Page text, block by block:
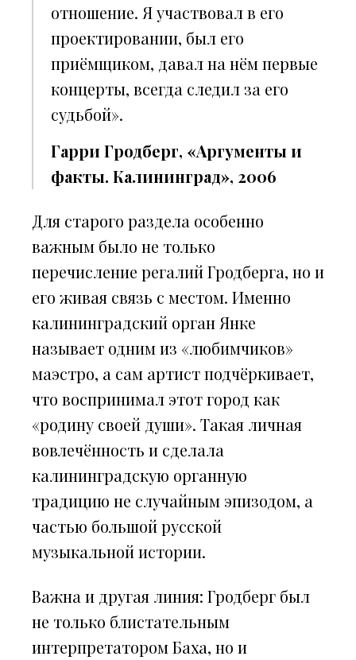
отношение. Я участвовал в его
проектировании, был его
приёмщиком, давал на нём первые
концерты, всегда следил за его
судьбой».
Гарри Гродберг, «Аргументы и
факты. Калининград», 2006
Для старого раздела особенно
важным было не только
перечисление регалий Гродберга, но и
его живая связь с местом. Именно
калининградский орган Янке
называет одним из «любимчиков»
маэстро, а сам артист подчёркивает,
что воспринимал этот город как
«родину своей души». Такая личная
вовлечённость и сделала
калининградскую органную
традицию не случайным эпизодом, а
частью большой русской
музыкальной истории.
Важна и другая линия: Гродберг был
не только блистательным
интерпретатором Баха, но и